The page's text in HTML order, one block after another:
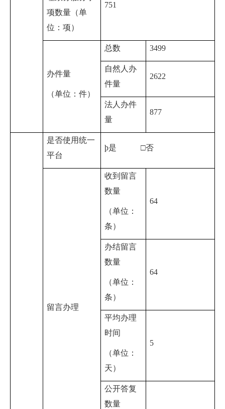
项数量（单
位：项）
751
办件量
（单位：件）
总数 3499
自然人办
件量
2622
法人办件
量
877
是否使用统一
平台
þ是 □否
留言办理
收到留言
数量
（单位：
条）
64
办结留言
数量
（单位：
条）
64
平均办理
时间
（单位：
天）
5
公开答复
数量